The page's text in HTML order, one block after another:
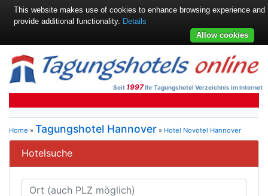
Seit 1997Ihr Tagungshotel Verzeichnis im Internet
Home » Tagungshotel Hannover » Hotel Novotel Hannover
Hotelsuche
This website makes use of cookies to enhance browsing experience and
provide additional functionality. Details
Allow cookies